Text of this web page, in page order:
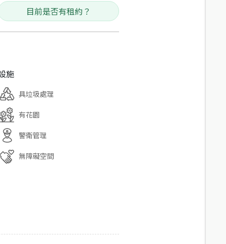
目前是否有租約？
施
具垃圾處理
有花園
警衛管理
無障礙空間